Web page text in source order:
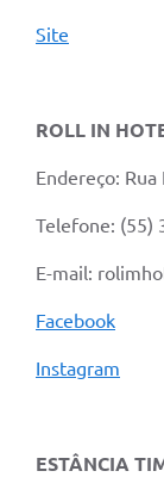
Site
ROLL IN
Endereço:
Telefone: (55)
E-mail:
Facebook
Instagram
ESTÂNCIA